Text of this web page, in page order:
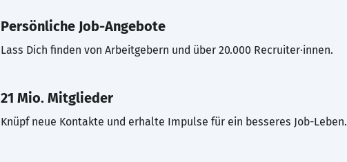
Persönliche Job-Angebote
Lass Dich finden von Arbeitgebern und über 20.000 Recruiter·innen.
21 Mio. Mitglieder
Knüpf neue Kontakte und erhalte Impulse für ein besseres Job-Leben.